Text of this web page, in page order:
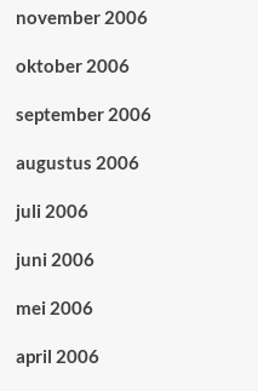
november 2006
oktober 2006
september 2006
augustus 2006
juli 2006
juni 2006
mei 2006
april 2006